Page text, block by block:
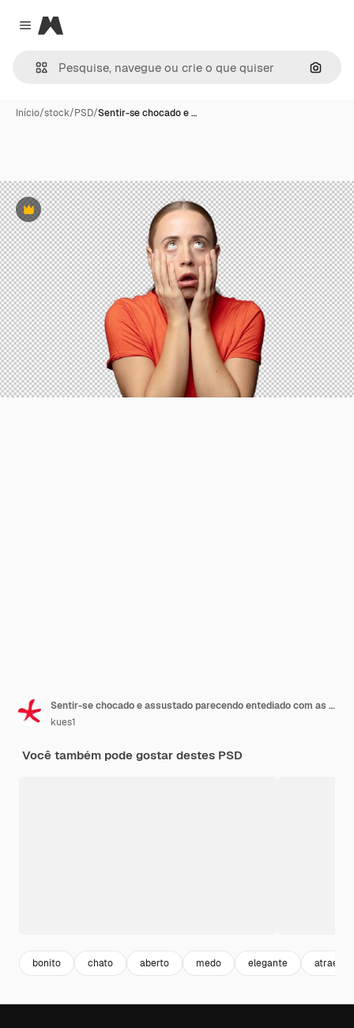
Close menu
Magnific
Início/stock/PSD/Sentir-se chocado e …
Premium
Sentir-se chocado e assustado parecendo entediado com as mãos nas bochechas
kues1
Você também pode gostar destes PSD
bonito chato aberto medo elegante atraente